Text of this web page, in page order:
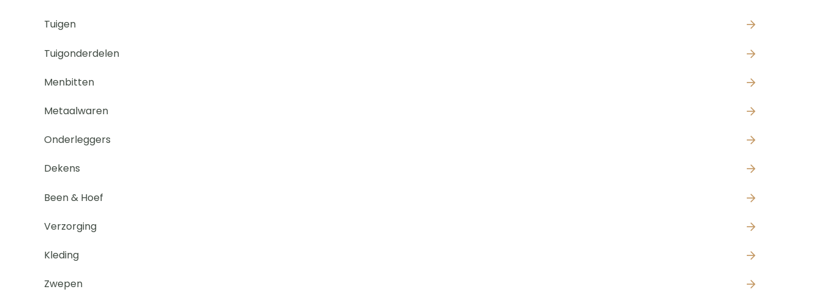
Tuigen
Tuigonderdelen
Menbitten
Metaalwaren
Onderleggers
Dekens
Been & Hoef
Verzorging
Kleding
Zwepen